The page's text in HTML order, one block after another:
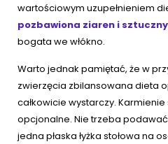
wartościowym uzupełnieniem
pozbawiona ziaren i
bogata we włókno.
Warto jednak pamiętać, że w
zwierzęcia zbilansowana dieta
całkowicie wystarczy.
opcjonalne. Nie trzeba
jedna płaska łyżka stołowa na